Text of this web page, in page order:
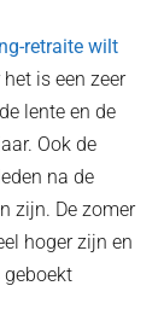
retraite wilt
is een zeer
lente en de
Ook de
na de
zijn. De zomer
hoger zijn en